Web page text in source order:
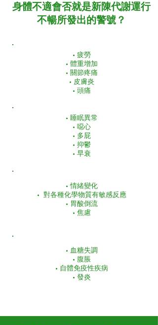
身體不適會否就是新陳代謝運行
不暢所發出的警號？
• 疲勞
• 體重增加
• 關節疼痛
• 皮膚炎
• 頭痛
• 睡眠異常
• 噁心
• 多屁
• 抑鬱
• 早衰
• 情緒變化
• 對各種化學物質有敏感反應
• 胃酸倒流
• 焦慮
• 血糖失調
• 腹脹
• 自體免疫性疾病
• 發炎